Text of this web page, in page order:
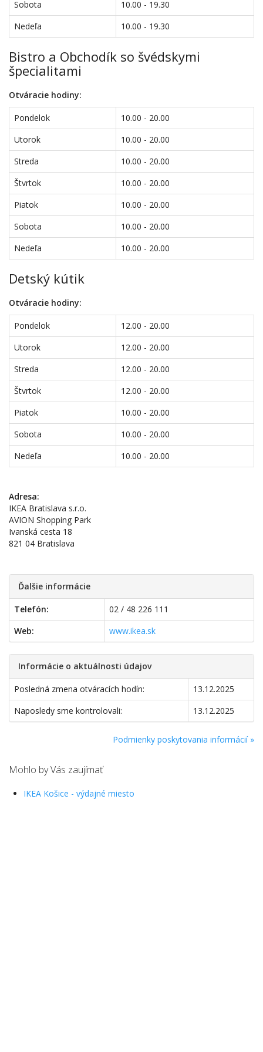
Sobota
10.00 - 19.30
Nedeľa
10.00 - 19.30
Bistro a Obchodík so švédskymi
špecialitami
Otváracie hodiny:
Pondelok
10.00 - 20.00
Utorok
10.00 - 20.00
Streda
10.00 - 20.00
Štvrtok
10.00 - 20.00
Piatok
10.00 - 20.00
Sobota
10.00 - 20.00
Nedeľa
10.00 - 20.00
Detský kútik
Otváracie hodiny:
Pondelok
12.00 - 20.00
Utorok
12.00 - 20.00
Streda
12.00 - 20.00
Štvrtok
12.00 - 20.00
Piatok
10.00 - 20.00
Sobota
10.00 - 20.00
Nedeľa
10.00 - 20.00
Adresa:
IKEA Bratislava s.r.o.
AVION Shopping Park
Ivanská cesta 18
821 04 Bratislava
Ďalšie informácie
Telefón:
02 / 48 226 111
Web:
www.ikea.sk
Informácie o aktuálnosti údajov
Posledná zmena otváracích hodín:
13.12.2025
Naposledy sme kontrolovali:
13.12.2025
Podmienky poskytovania informácií »
Mohlo by Vás zaujímať
IKEA Košice - výdajné miesto